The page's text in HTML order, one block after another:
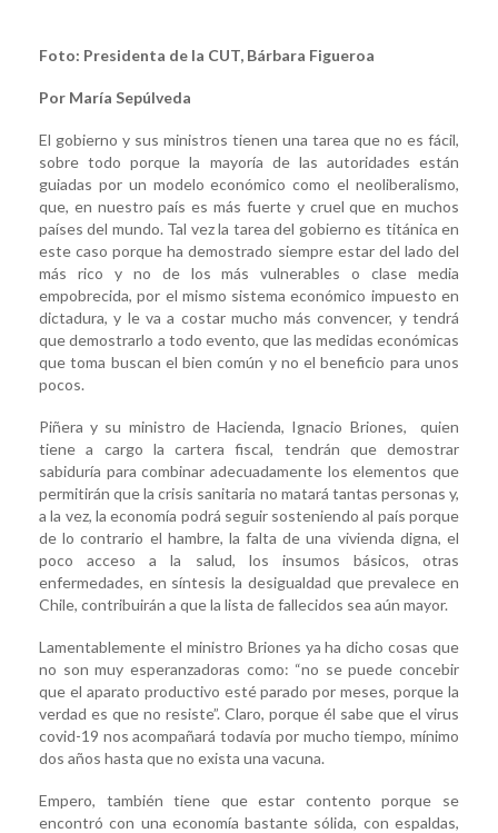
Foto: Presidenta de la CUT, Bárbara Figueroa
Por María Sepúlveda
El gobierno y sus ministros tienen una tarea que no es fácil,
sobre todo porque la mayoría de las autoridades están
guiadas por un modelo económico como el neoliberalismo,
que, en nuestro país es más fuerte y cruel que en muchos
países del mundo. Tal vez la tarea del gobierno es titánica en
este caso porque ha demostrado siempre estar del lado del
más rico y no de los más vulnerables o clase media
empobrecida, por el mismo sistema económico impuesto en
dictadura, y le va a costar mucho más convencer, y tendrá
que demostrarlo a todo evento, que las medidas económicas
que toma buscan el bien común y no el beneficio para unos
pocos.
Piñera y su ministro de Hacienda, Ignacio Briones, quien
tiene a cargo la cartera fiscal, tendrán que demostrar
sabiduría para combinar adecuadamente los elementos que
permitirán que la crisis sanitaria no matará tantas personas y,
a la vez, la economía podrá seguir sosteniendo al país porque
de lo contrario el hambre, la falta de una vivienda digna, el
poco acceso a la salud, los insumos básicos, otras
enfermedades, en síntesis la desigualdad que prevalece en
Chile, contribuirán a que la lista de fallecidos sea aún mayor.
Lamentablemente el ministro Briones ya ha dicho cosas que
no son muy esperanzadoras como: “no se puede concebir
que el aparato productivo esté parado por meses, porque la
verdad es que no resiste”. Claro, porque él sabe que el virus
covid-19 nos acompañará todavía por mucho tiempo, mínimo
dos años hasta que no exista una vacuna.
Empero, también tiene que estar contento porque se
encontró con una economía bastante sólida, con espaldas,